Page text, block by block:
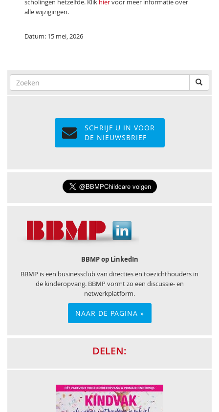
scholingen hetzelfde. Klik hiervoor meer informatie over
alle wijzigingen.
Datum: 15 mei, 2026
SCHRIJF U IN VOOR
DE NIEUWSBRIEF
BBMP op LinkedIn
BBMP is een businessclub van directies en toezichthouders in
de kinderopvang. BBMP vormt zo een discussie- en
netwerkplatform.
NAAR DE PAGINA »
DELEN: